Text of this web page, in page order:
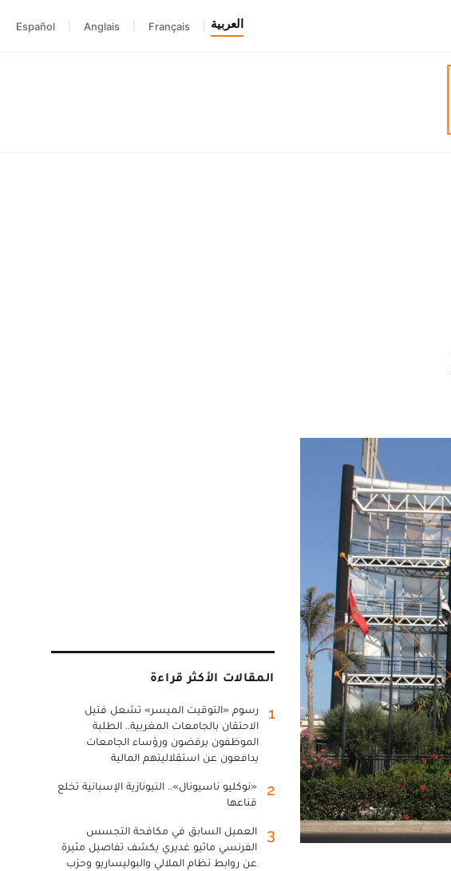
العربية Français
Anglais
Español
المقالات الأكثر قراءة
1
رسوم «التوقيت الميسر» تشعل فتيل
الاحتقان بالجامعات المغربية.. الطلبة
الموظفون يرفضون ورؤساء الجامعات
يدافعون عن استقلاليتهم المالية
2
«نوكليو ناسيونال».. النيونازية الإسبانية تخلع
قناعها
3
العميل السابق في مكافحة التجسس
الفرنسي ماثيو غديري يكشف تفاصيل مثيرة
عن روابط نظام الملالي والبوليساريو وحزب